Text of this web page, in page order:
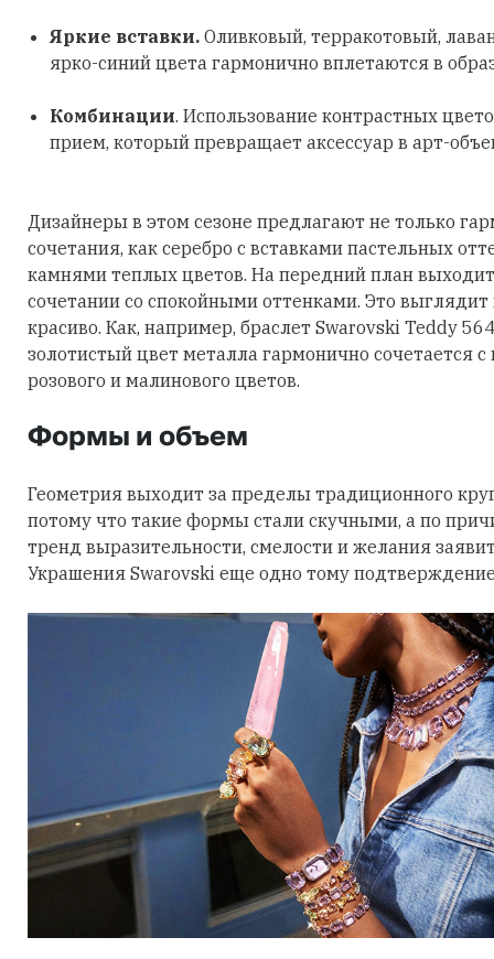
Яркие вставки. Оливковый, терракотовый,
ярко-синий цвета гармонично вплетаются в
Комбинации. Использование контрастных
прием, который превращает аксессуар в арт-
Дизайнеры в этом сезоне предлагают не только
сочетания, как серебро с вставками пастельных
камнями теплых цветов. На передний план
сочетании со спокойными оттенками. Это
красиво. Как, например, браслет Swarovski Teddy
золотистый цвет металла гармонично сочетается
розового и малинового цветов.
Формы и объем
Геометрия выходит за пределы традиционного
потому что такие формы стали скучными, а по
тренд выразительности, смелости и желания
Украшения Swarovski еще одно тому